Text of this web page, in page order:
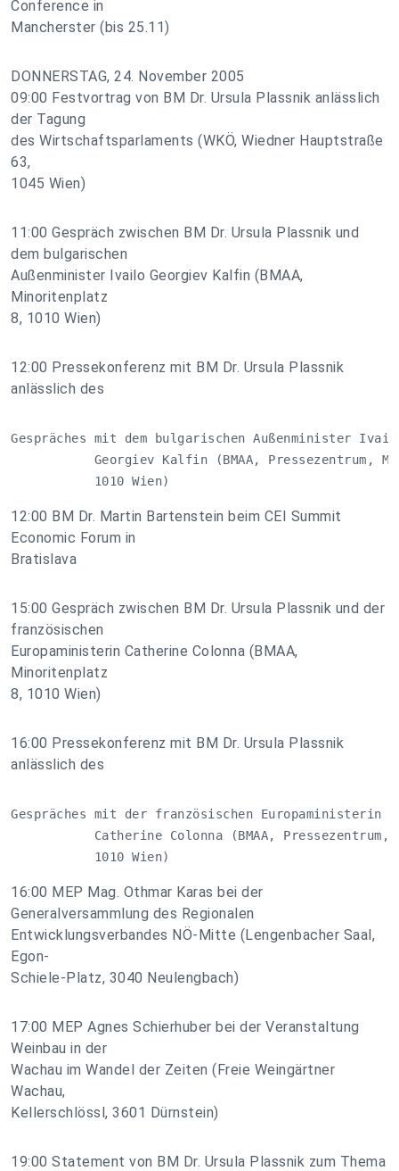
Conference in
Mancherster (bis 25.11)
DONNERSTAG, 24. November 2005
09:00 Festvortrag von BM Dr. Ursula Plassnik anlässlich
der Tagung
des Wirtschaftsparlaments (WKÖ, Wiedner Hauptstraße
63,
1045 Wien)
11:00 Gespräch zwischen BM Dr. Ursula Plassnik und
dem bulgarischen
Außenminister Ivailo Georgiev Kalfin (BMAA,
Minoritenplatz
8, 1010 Wien)
12:00 Pressekonferenz mit BM Dr. Ursula Plassnik
anlässlich des
Gespräches mit dem bulgarischen Außenminister
Georgiev Kalfin (BMAA, Pressezentrum,
           1010 Wien)
12:00 BM Dr. Martin Bartenstein beim CEI Summit
Economic Forum in
Bratislava
15:00 Gespräch zwischen BM Dr. Ursula Plassnik und der
französischen
Europaministerin Catherine Colonna (BMAA,
Minoritenplatz
8, 1010 Wien)
16:00 Pressekonferenz mit BM Dr. Ursula Plassnik
anlässlich des
Gespräches mit der französischen Europaministerin
Catherine Colonna (BMAA,
           1010 Wien)
16:00 MEP Mag. Othmar Karas bei der
Generalversammlung des Regionalen
Entwicklungsverbandes NÖ-Mitte (Lengenbacher Saal,
Egon-
Schiele-Platz, 3040 Neulengbach)
17:00 MEP Agnes Schierhuber bei der Veranstaltung
Weinbau in der
Wachau im Wandel der Zeiten (Freie Weingärtner
Wachau,
Kellerschlössl, 3601 Dürnstein)
19:00 Statement von BM Dr. Ursula Plassnik zum Thema